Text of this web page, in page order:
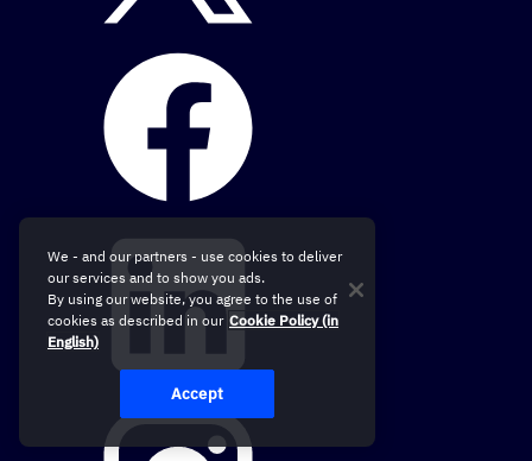
We - and our partners - use cookies to deliver
our services and to show you ads.
By using our website, you agree to the use of
cookies as described in our Cookie Policy (in
English)
Accept